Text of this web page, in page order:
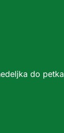
do petka